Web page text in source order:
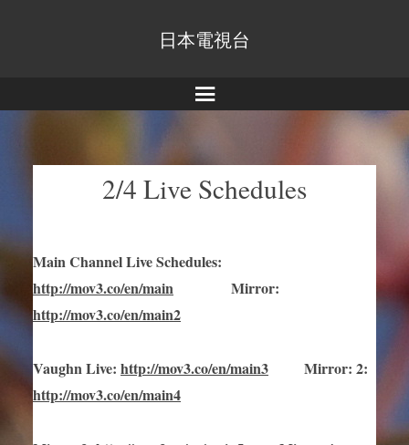
日本電視台
Menu
2/4 Live Schedules
Main Channel Live Schedules:
http://mov3.co/en/main
Mirror:
http://mov3.co/en/main2
Vaughn Live: http://mov3.co/en/main3 Mirror: 2:
http://mov3.co/en/main4